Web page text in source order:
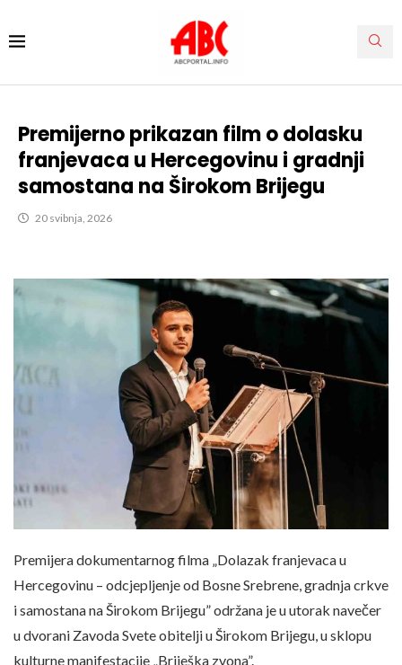
Premijerno prikazan film o dolasku
franjevaca u Hercegovinu i gradnji
samostana na Širokom Brijegu
20 svibnja, 2026
Premijera dokumentarnog filma „Dolazak franjevaca u
Hercegovinu – odcjepljenje od Bosne Srebrene, gradnja crkve
i samostana na Širokom Brijegu” održana je u utorak navečer
u dvorani Zavoda Svete obitelji u Širokom Brijegu, u sklopu
kulturne manifestacije „Briješka zvona”.